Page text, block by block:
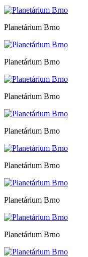
Planetárium Brno
Planetárium Brno
Planetárium Brno
Planetárium Brno
Planetárium Brno
Planetárium Brno
Planetárium Brno